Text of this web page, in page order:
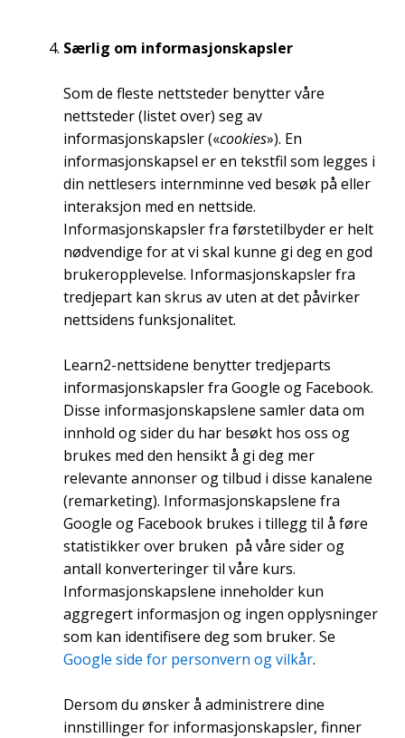
Særlig om informasjonskapsler
Som de fleste nettsteder benytter våre
nettsteder (listet over) seg av
informasjonskapsler («cookies»). En
informasjonskapsel er en tekstfil som legges i
din nettlesers internminne ved besøk på eller
interaksjon med en nettside.
Informasjonskapsler fra førstetilbyder er helt
nødvendige for at vi skal kunne gi deg en god
brukeropplevelse. Informasjonskapsler fra
tredjepart kan skrus av uten at det påvirker
nettsidens funksjonalitet.
Learn2-nettsidene benytter tredjeparts
informasjonskapsler fra Google og Facebook.
Disse informasjonskapslene samler data om
innhold og sider du har besøkt hos oss og
brukes med den hensikt å gi deg mer
relevante annonser og tilbud i disse kanalene
(remarketing). Informasjonskapslene fra
Google og Facebook brukes i tillegg til å føre
statistikker over bruken på våre sider og
antall konverteringer til våre kurs.
Informasjonskapslene inneholder kun
aggregert informasjon og ingen opplysninger
som kan identifisere deg som bruker. Se
Google side for personvern og vilkår.
Dersom du ønsker å administrere dine
innstillinger for informasjonskapsler, finner